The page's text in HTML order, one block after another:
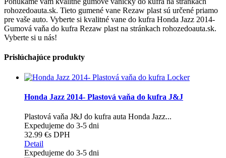
rohozedoauta.sk. Tieto gumené vane Rezaw plast sú určené priamo
pre vaše auto. Vyberte si kvalitné vane do kufra Honda Jazz 2014-
Gumová vaňa do kufra Rezaw plast na stránkach rohozedoauta.sk.
Vyberte si u nás!
Prislúchajúce produkty
Honda Jazz 2014- Plastová vaňa do kufra J&J
Plastová vaňa J&J do kufra auta Honda Jazz...
Expedujeme do 3-5 dni
32.99 €s DPH
Detail
Expedujeme do 3-5 dni